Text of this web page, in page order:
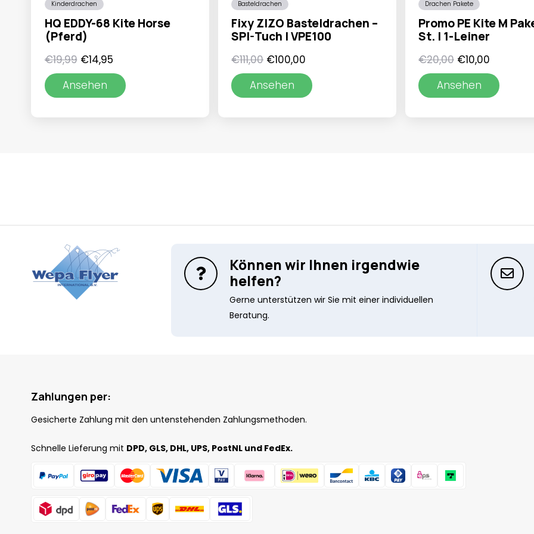
Kinderdrachen
HQ EDDY-68 Kite Horse
(Pferd)
€19,99 Ursprünglicher
Preis
war:
€14,95Aktueller
Preis
ist:
Ansehen
Basteldrachen
Fixy ZIZO Basteldrachen –
SPI-Tuch | VPE100
€111,00 Ursprünglicher
Preis
war:
€100,00
Preis
ist:
Ansehen
Drachen Pakete
Promo PE Kite M
St. | 1-Leiner
€20,00 Ursprünglicher
Preis
war:
€10,00
Preis
ist:
Ansehen
Können wir Ihnen irgendwie
helfen?
Gerne unterstützen wir Sie mit einer individuellen
Beratung.
Zahlungen per:
Gesicherte Zahlung mit den untenstehenden Zahlungsmethoden.
Schnelle Lieferung mit DPD, GLS, DHL, UPS, PostNL und FedEx.